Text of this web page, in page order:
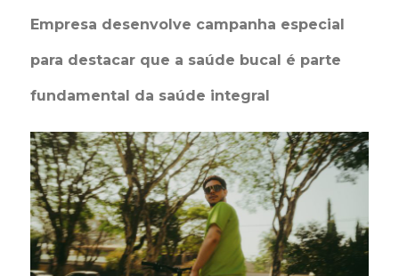
Empresa desenvolve campanha especial
para destacar que a saúde bucal é parte
fundamental da saúde integral